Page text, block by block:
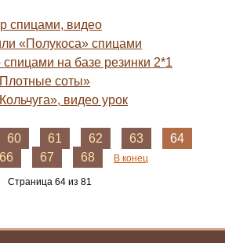
спицами, видео
«Полукоса» спицами
на базе резинки 2*1
соты»
видео урок
60 61 62 63
64
66 67 68 В конец
Страница 64 из 81